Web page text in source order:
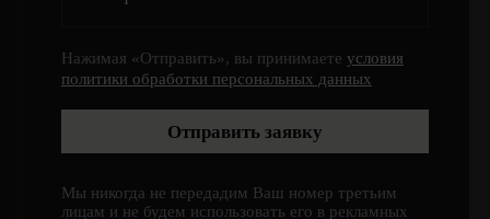
Нажимая «Отправить», вы принимаете условия
политики обработки персональных данных
Отправить заявку
Мы никогда не передадим Ваш номер третьим
лицам и не будем использовать его в рекламных
Нажимая «Отправить», вы принимаете условия
политики обработки персональных данных
Отправить заявку
Мы никогда не передадим Ваш номер третьим
лицам и не будем использовать его в рекламных